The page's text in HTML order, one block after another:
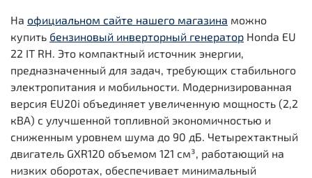
На официальном сайте нашего магазина можно
купить бензиновый инверторный генератор Honda EU
22 IT RH. Это компактный источник энергии,
предназначенный для задач, требующих стабильного
электропитания и мобильности. Модернизированная
версия EU20i объединяет увеличенную мощность (2,2
кВА) с улучшенной топливной экономичностью и
сниженным уровнем шума до 90 дБ. Четырехтактный
двигатель GXR120 объемом 121 см³, работающий на
низких оборотах, обеспечивает минимальный